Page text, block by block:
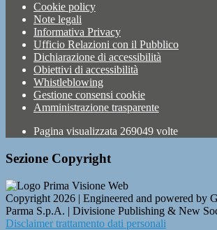
Cookie policy
Note legali
Informativa Privacy
Ufficio Relazioni con il Pubblico
Dichiarazione di accessibilità
Obiettivi di accessibilità
Whistleblowing
Gestione consensi cookie
Amministrazione trasparente
Pagina visualizzata 269049 volte
Sezione Copyright
Copyright 2026 | Engineered and powered by
Parma S.p.A. | Divisione Publishing & New
Disclaimer trattamento dati personali